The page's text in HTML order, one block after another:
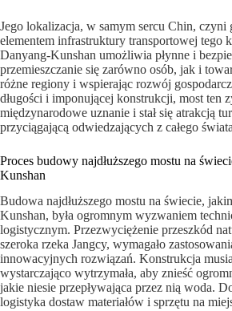
Jego lokalizacja, w samym sercu Chin, czyni
elementem infrastruktury transportowej tego
Danyang-Kunshan umożliwia płynne i
przemieszczanie się zarówno osób, jak i
różne regiony i wspierając rozwój
długości i imponującej konstrukcji, most ten
międzynarodowe uznanie i stał się atrakcją
przyciągającą odwiedzających z całego
Proces budowy najdłuższego mostu na
Kunshan
Budowa najdłuższego mostu na świecie,
Kunshan, była ogromnym wyzwaniem
logistycznym. Przezwyciężenie przeszkód
szeroka rzeka Jangcy, wymagało
innowacyjnych rozwiązań. Konstrukcja
wystarczająco wytrzymała, aby znieść
jakie niesie przepływająca przez nią woda.
logistyka dostaw materiałów i sprzętu na